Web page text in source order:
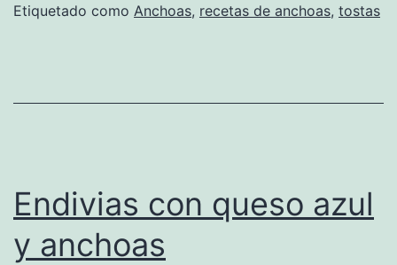
Etiquetado como Anchoas, recetas de anchoas, tostas
Endivias con queso azul
y anchoas